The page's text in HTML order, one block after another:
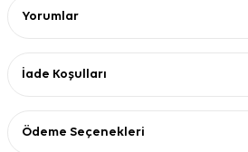
Yorumlar
İade Koşulları
Ödeme Seçenekleri